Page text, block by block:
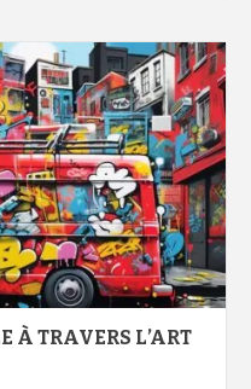
À TRAVERS L’ART